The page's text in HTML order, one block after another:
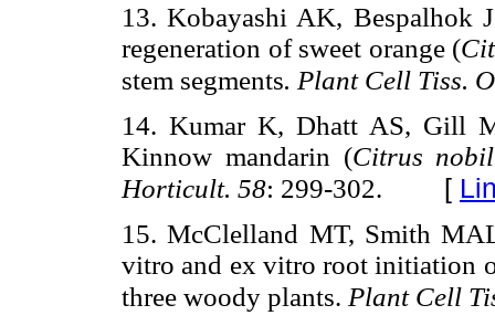
13. Kobayashi AK, Bespalhok
regeneration of sweet orange (
stem segments. Plant Cell Tiss.
14. Kumar K, Dhatt AS, Gill
Kinnow mandarin (Citrus
Horticult. 58: 299-302. [
15. McClelland MT, Smith
vitro and ex vitro root initiation
three woody plants. Plant Cell